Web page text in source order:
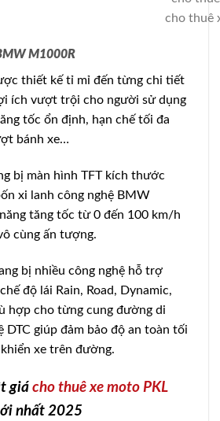
cho thuê
M1000R
thiết kế tỉ mỉ đến từng chi tiết
ích vượt trội cho người sử dụng
tốc ổn định, hạn chế tối đa
bánh xe…
bị màn hình TFT kích thước
xi lanh công nghệ BMW
tăng tốc từ 0 đến 100 km/h
cùng ấn tượng.
bị nhiều công nghệ hỗ trợ
độ lái Rain, Road, Dynamic,
hợp cho từng cung đường di
DTC giúp đảm bảo độ an toàn tối
xe trên đường.
giá cho thuê xe moto PKL
nhất 2025